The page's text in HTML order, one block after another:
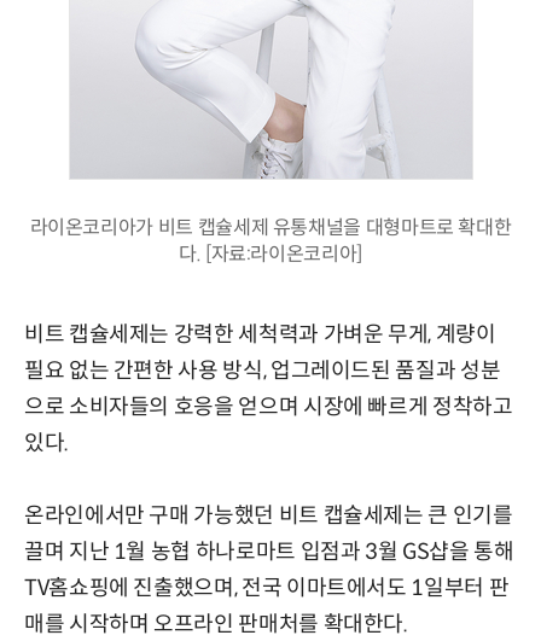
라이온코리아가 비트 캡슐세제 유통채널을 대형마트로 확대한
다. [자료:라이온코리아]
비트 캡슐세제는 강력한 세척력과 가벼운 무게, 계량이
필요 없는 간편한 사용 방식, 업그레이드된 품질과 성분
으로 소비자들의 호응을 얻으며 시장에 빠르게 정착하고
있다.
온라인에서만 구매 가능했던 비트 캡슐세제는 큰 인기를
끌며 지난 1월 농협 하나로마트 입점과 3월 GS샵을 통해
TV홈쇼핑에 진출했으며, 전국 이마트에서도 1일부터 판
매를 시작하며 오프라인 판매처를 확대한다.